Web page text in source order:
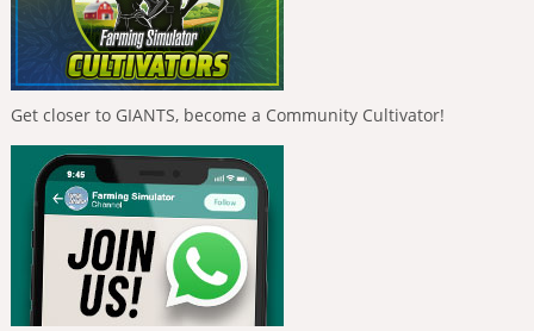
Get closer to GIANTS, become a Community Cultivator!